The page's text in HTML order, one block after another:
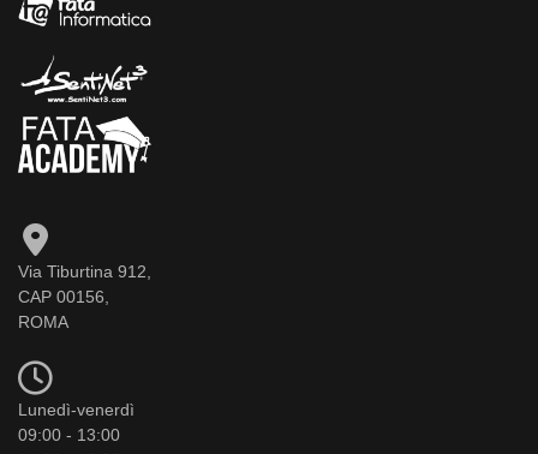
Via Tiburtina 912,
CAP 00156,
ROMA
Lunedì-venerdì
09:00 - 13:00